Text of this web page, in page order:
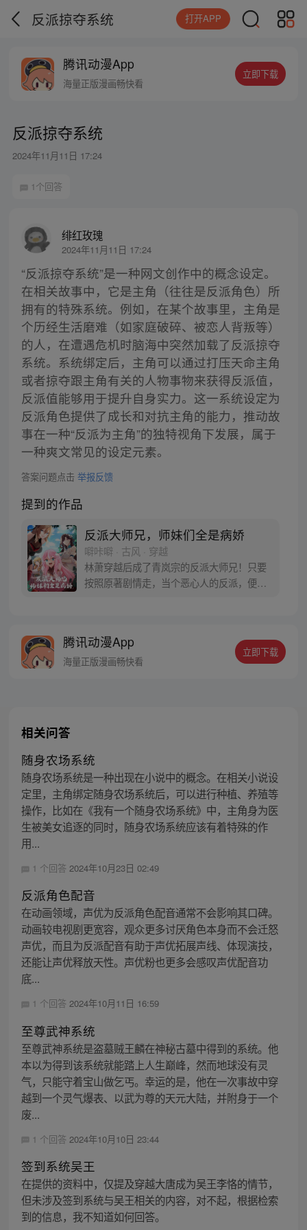
反派掠夺系统 打开APP
腾讯动漫App
海量正版漫画畅快看
立即下载
反派掠夺系统
2024年11月11日 17:24
1个回答
绯红玫瑰
2024年11月11日 17:24
“反派掠夺系统”是一种网文创作中的概念设定。
在相关故事中，它是主角（往往是反派角色）所
拥有的特殊系统。例如，在某个故事里，主角是
个历经生活磨难（如家庭破碎、被恋人背叛等）
的人，在遭遇危机时脑海中突然加载了反派掠夺
系统。系统绑定后，主角可以通过打压天命主角
或者掠夺跟主角有关的人物事物来获得反派值，
反派值能够用于提升自身实力。这一系统设定为
反派角色提供了成长和对抗主角的能力，推动故
事在一种“反派为主角”的独特视角下发展，属于
一种爽文常见的设定元素。
答案问题点击 举报反馈
提到的作品
反派大师兄，师妹们全是病娇
噼咔噼 · 古风 · 穿越
林萧穿越后成了青岚宗的反派大师兄！只要
按照原著剧情走，当个恶心人的反派，便能
男主叶辰拜入师门这天！林萧兴奋不已，准
备毒害男主，按照剧情，他将会被几位师妹
腾讯动漫App
海量正版漫画畅快看
立即下载
相关问答
随身农场系统
随身农场系统是一种出现在小说中的概念。在相关小说设
定里，主角绑定随身农场系统后，可以进行种植、养殖等
操作，比如在《我有一个随身农场系统》中，主角身为医
生被美女追逐的同时，随身农场系统应该有着特殊的作
用...
1 个回答 2024年10月23日 02:49
反派角色配音
在动画领域，声优为反派角色配音通常不会影响其口碑。
动画较电视剧更宽容，观众更多讨厌角色本身而不会迁怒
声优，而且为反派配音有助于声优拓展声线、体现演技，
还能让声优释放天性。声优粉也更多会感叹声优配音功
底...
1 个回答 2024年10月11日 16:59
至尊武神系统
至尊武神系统是盗墓贼王麟在神秘古墓中得到的系统。他
本以为得到该系统就能踏上人生巅峰，然而地球没有灵
气，只能守着宝山做乞丐。幸运的是，他在一次事故中穿
越到一个灵气爆表、以武为尊的天元大陆，并附身于一个
废...
1 个回答 2024年10月10日 23:44
签到系统吴王
在提供的资料中，仅提及穿越大唐成为吴王李恪的情节，
但未涉及签到系统与吴王相关的内容，对不起，根据检索
到的信息，我不知道如何回答。